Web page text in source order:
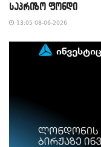
საპრიზო ფონდი
13:05 08-06-2026